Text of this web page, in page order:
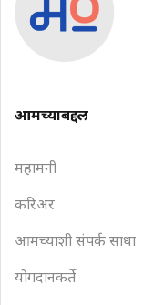
आमच्याबद्दल
महामनी
करिअर
आमच्याशी संपर्क साधा
योगदानकर्ते